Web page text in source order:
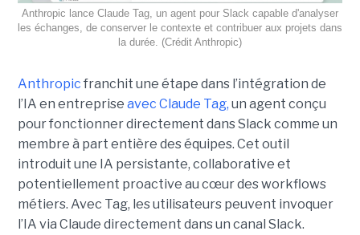
Anthropic lance Claude Tag, un agent pour Slack capable d'analyser
les échanges, de conserver le contexte et contribuer aux projets dans
la durée. (Crédit Anthropic)
Anthropic franchit une étape dans l’intégration de
l’IA en entreprise avec Claude Tag, un agent conçu
pour fonctionner directement dans Slack comme un
membre à part entière des équipes. Cet outil
introduit une IA persistante, collaborative et
potentiellement proactive au cœur des workflows
métiers. Avec Tag, les utilisateurs peuvent invoquer
l’IA via Claude directement dans un canal Slack.